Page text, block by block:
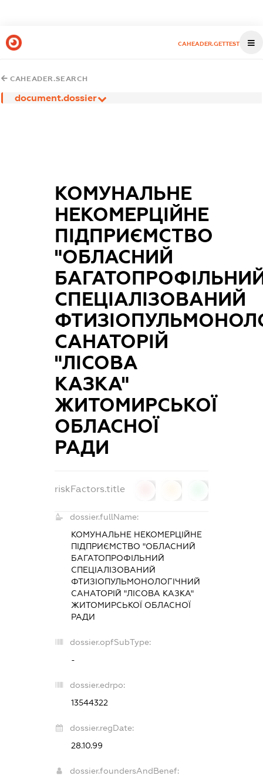
CAHEADER.GETTEST
CAHEADER.SEARCH
document.dossier
КОМУНАЛЬНЕ
НЕКОМЕРЦІЙНЕ
ПІДПРИЄМСТВО
"ОБЛАСНИЙ
СПЕЦІАЛІЗОВАНИЙ
САНАТОРІЙ
"ЛІСОВА
КАЗКА"
ЖИТОМИРСЬКОЇ
ОБЛАСНОЇ
РАДИ
riskFactors.title
dossier.fullName:
КОМУНАЛЬНЕ НЕКОМЕРЦІЙНЕ
ПІДПРИЄМСТВО "ОБЛАСНИЙ
БАГАТОПРОФІЛЬНИЙ
СПЕЦІАЛІЗОВАНИЙ
ФТИЗІОПУЛЬМОНОЛОГІЧНИЙ
САНАТОРІЙ "ЛІСОВА КАЗКА"
ЖИТОМИРСЬКОЇ ОБЛАСНОЇ
РАДИ
dossier.opfSubType:
-
dossier.edrpo:
13544322
dossier.regDate:
28.10.99
dossier.foundersAndBenef: